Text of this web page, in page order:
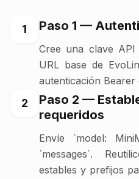
1 Paso 1 —
Cree una clave API
URL base de
autenticación Bearer
2
Paso 2 —
requeridos
Envíe `model:
`messages`.
estables y prefijos